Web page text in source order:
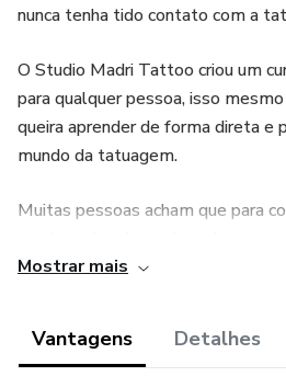
nunca tenha tido contato com a
O Studio Madri Tattoo criou um
para qualquer pessoa, isso
queira aprender de forma direta e
mundo da tatuagem.
Muitas pessoas acham que para
Você sabia que 80% das
Mostrar mais
Vantagens Detalhes